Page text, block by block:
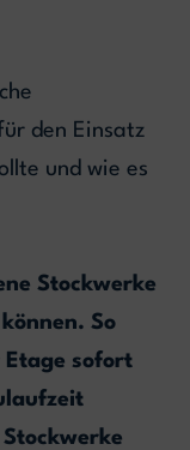
den Einsatz
und wie es
Stockwerke
So
sofort